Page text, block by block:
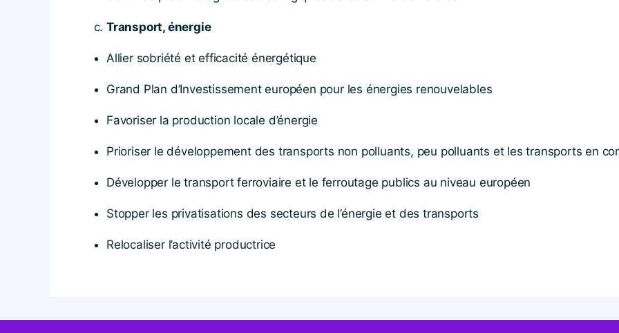
Transport, énergie
Allier sobriété et efficacité énergétique
Grand Plan d’Investissement européen pour les énergies renouvelables
Favoriser la production locale d’énergie
Prioriser le développement des transports non polluants, peu polluants et les transports en
Développer le transport ferroviaire et le ferroutage publics au niveau européen
Stopper les privatisations des secteurs de l’énergie et des transports
Relocaliser l’activité productrice